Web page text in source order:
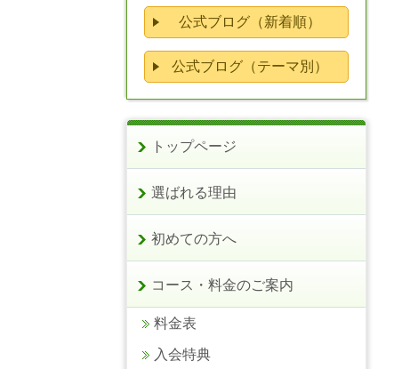
公式ブログ（新着順）
公式ブログ（テーマ別）
トップページ
選ばれる理由
初めての方へ
コース・料金のご案内
料金表
入会特典